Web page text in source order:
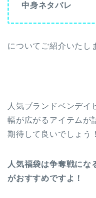
中身ネタバレ
についてご紹介いたし
人気ブランドベンデイ
幅が広がるアイテムが
期待して良いでしょう！
人気福袋は争奪戦にな
がおすすめですよ！